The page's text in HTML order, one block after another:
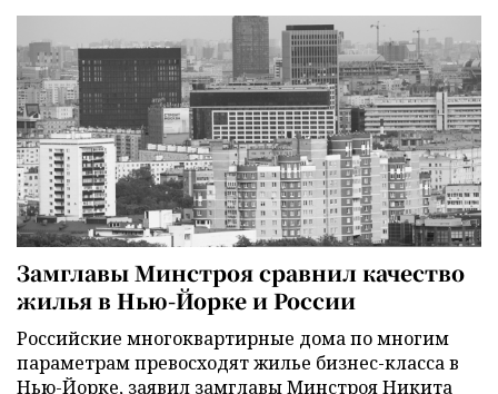
Замглавы Минстроя сравнил качество
жилья в Нью-Йорке и России
Российские многоквартирные дома по многим
параметрам превосходят жилье бизнес-класса в
Нью-Йорке, заявил замглавы Минстроя Никита